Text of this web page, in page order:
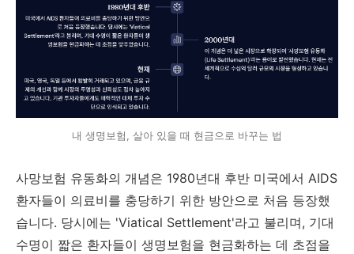
내 생명보험, 살아 있을 때 현금으로 바꾸는 법
사망보험 유동화의 개념은 1980년대 후반 미국에서 AIDS
환자들이 의료비를 충당하기 위한 방안으로 처음 등장했
습니다. 당시에는 'Viatical Settlement'라고 불리며, 기대
수명이 짧은 환자들이 생명보험을 현금화하는 데 초점을